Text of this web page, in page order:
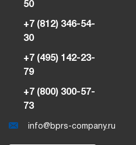
50
+7 (812) 346-54-
30
+7 (495) 142-23-
79
+7 (800) 300-57-
73
info@bprs-company.ru